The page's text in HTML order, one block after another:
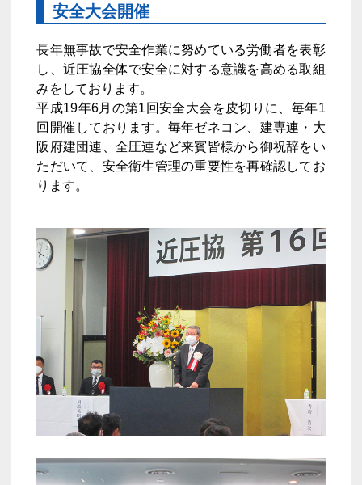
安全大会開催
長年無事故で安全作業に努めている労働者を表彰
し、近圧協全体で安全に対する意識を高める取組
みをしております。
平成19年6月の第1回安全大会を皮切りに、毎年1
回開催しております。毎年ゼネコン、建専連・大
阪府建団連、全圧連など来賓皆様から御祝辞をい
ただいて、安全衛生管理の重要性を再確認してお
ります。